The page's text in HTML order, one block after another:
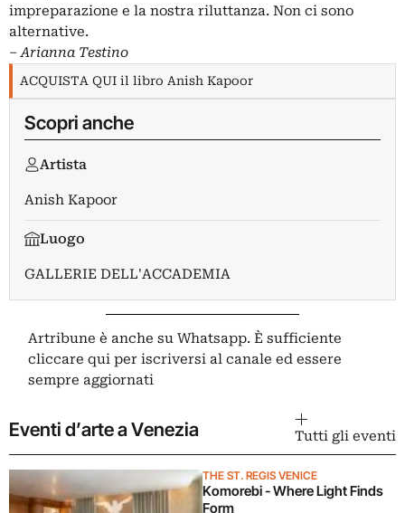
impreparazione e la nostra riluttanza. Non ci sono
alternative.
‒ Arianna Testino
ACQUISTA QUI il libro Anish Kapoor
Scopri anche
Artista
Anish Kapoor
Luogo
GALLERIE DELL'ACCADEMIA
Artribune è anche su Whatsapp. È sufficiente
cliccare qui per iscriversi al canale ed essere
sempre aggiornati
Eventi d’arte a Venezia Tutti gli eventi
THE ST. REGIS VENICE
Komorebi - Where Light Finds
Form